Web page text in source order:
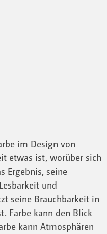
im Design von
etwas ist, worüber sich
Ergebnis, seine
und
seine Brauchbarkeit in
Farbe kann den Blick
kann Atmosphären